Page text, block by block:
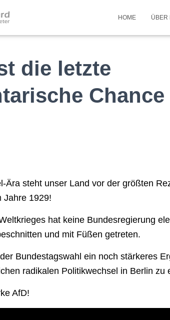
HOME ÜBER
die letzte
Ära steht unser Land vor der größten
Jahre 1929!
hat keine Bundesregierung
und mit Füßen getreten.
Bundestagswahl ein noch stärkeres
radikalen Politikwechsel in Berlin zu
AfD!